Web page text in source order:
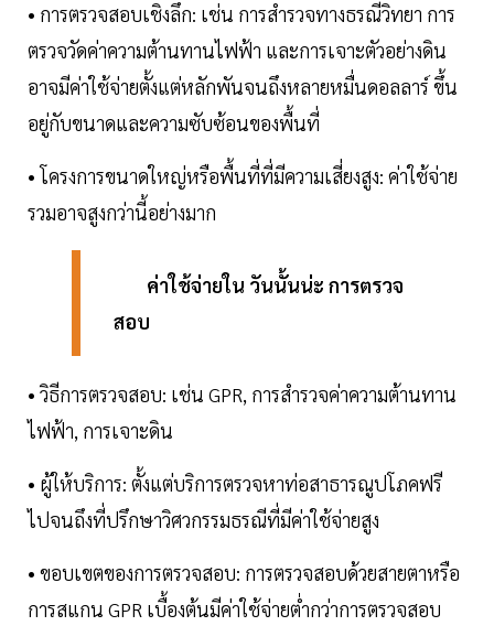
• การตรวจสอบเชิงลึก: เช่น การสำรวจทางธรณีวิทยา การ
ตรวจวัดค่าความต้านทานไฟฟ้า และการเจาะตัวอย่างดิน
อาจมีค่าใช้จ่ายตั้งแต่หลักพันจนถึงหลายหมื่นดอลลาร์ ขึ้น
อยู่กับขนาดและความซับซ้อนของพื้นที่
• โครงการขนาดใหญ่หรือพื้นที่ที่มีความเสี่ยงสูง: ค่าใช้จ่าย
รวมอาจสูงกว่านี้อย่างมาก
ค่าใช้จ่ายใน วันนั้นน่ะ การตรวจ
สอบ
• วิธีการตรวจสอบ: เช่น GPR, การสำรวจค่าความต้านทาน
ไฟฟ้า, การเจาะดิน
• ผู้ให้บริการ: ตั้งแต่บริการตรวจหาท่อสาธารณูปโภคฟรี
ไปจนถึงที่ปรึกษาวิศวกรรมธรณีที่มีค่าใช้จ่ายสูง
• ขอบเขตของการตรวจสอบ: การตรวจสอบด้วยสายตาหรือ
การสแกน GPR เบื้องต้นมีค่าใช้จ่ายต่ำกว่าการตรวจสอบ